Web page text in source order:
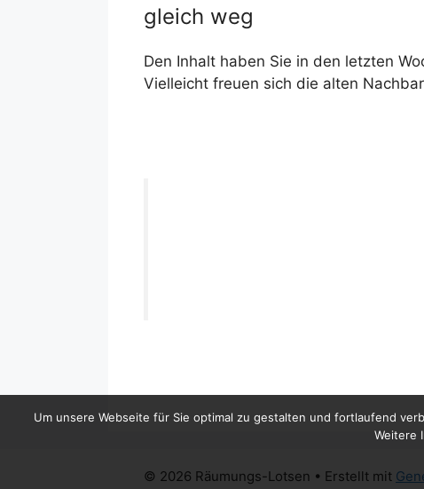
gleich weg
Den Inhalt haben Sie in den letzten
Vielleicht freuen sich die alten
© 2026 Räumungs-Lotsen • Erstellt mit
Um unsere Webseite für Sie optimal zu gestalten und fortlaufend
Weitere